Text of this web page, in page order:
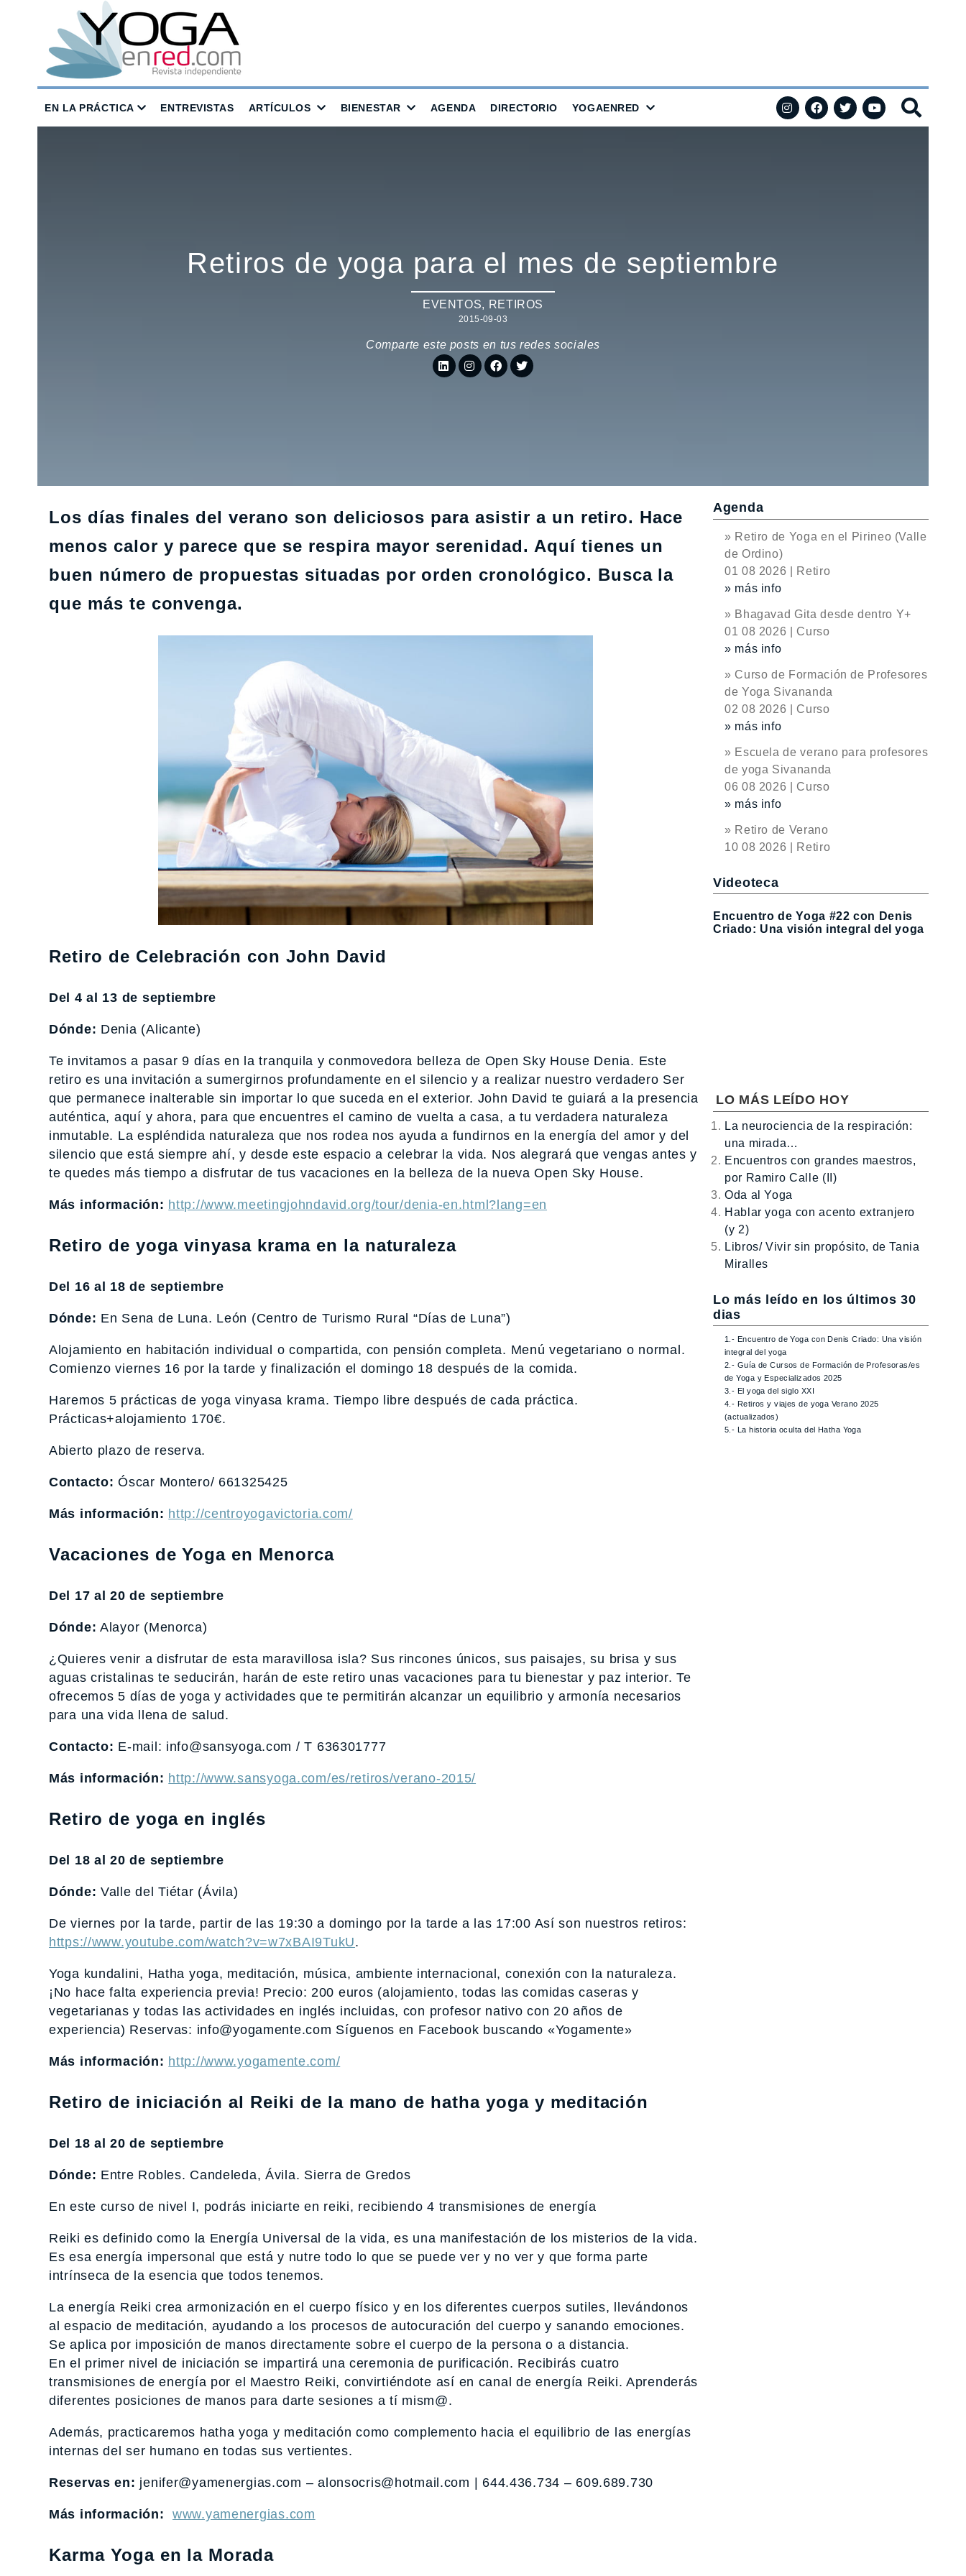
EN LA PRÁCTICA ENTREVISTAS ARTÍCULOS BIENESTAR AGENDA DIRECTORIO YOGAENRED
Retiros de yoga para el mes de septiembre
EVENTOS, RETIROS
2015-09-03
Comparte este posts en tus redes sociales
Los días finales del verano son deliciosos para asistir a un retiro. Hace
menos calor y parece que se respira mayor serenidad. Aquí tienes un
buen número de propuestas situadas por orden cronológico. Busca la
que más te convenga.
Retiro de Celebración con John David
Del 4 al 13 de septiembre
Dónde: Denia (Alicante)
Te invitamos a pasar 9 días en la tranquila y conmovedora belleza de Open Sky House Denia. Este
retiro es una invitación a sumergirnos profundamente en el silencio y a realizar nuestro verdadero Ser
que permanece inalterable sin importar lo que suceda en el exterior. John David te guiará a la presencia
auténtica, aquí y ahora, para que encuentres el camino de vuelta a casa, a tu verdadera naturaleza
inmutable. La espléndida naturaleza que nos rodea nos ayuda a fundirnos en la energía del amor y del
silencio que está siempre ahí, y desde este espacio a celebrar la vida. Nos alegrará que vengas antes y
te quedes más tiempo a disfrutar de tus vacaciones en la belleza de la nueva Open Sky House.
Más información: http://www.meetingjohndavid.org/tour/denia-en.html?lang=en
Retiro de yoga vinyasa krama en la naturaleza
Del 16 al 18 de septiembre
Dónde: En Sena de Luna. León (Centro de Turismo Rural “Días de Luna”)
Alojamiento en habitación individual o compartida, con pensión completa. Menú vegetariano o normal.
Comienzo viernes 16 por la tarde y finalización el domingo 18 después de la comida.
Haremos 5 prácticas de yoga vinyasa krama. Tiempo libre después de cada práctica.
Prácticas+alojamiento 170€.
Abierto plazo de reserva.
Contacto: Óscar Montero/ 661325425
Más información: http://centroyogavictoria.com/
Vacaciones de Yoga en Menorca
Del 17 al 20 de septiembre
Dónde: Alayor (Menorca)
¿Quieres venir a disfrutar de esta maravillosa isla? Sus rincones únicos, sus paisajes, su brisa y sus
aguas cristalinas te seducirán, harán de este retiro unas vacaciones para tu bienestar y paz interior. Te
ofrecemos 5 días de yoga y actividades que te permitirán alcanzar un equilibrio y armonía necesarios
para una vida llena de salud.
Contacto: E-mail: info@sansyoga.com / T 636301777
Más información: http://www.sansyoga.com/es/retiros/verano-2015/
Retiro de yoga en inglés
Del 18 al 20 de septiembre
Dónde: Valle del Tiétar (Ávila)
De viernes por la tarde, partir de las 19:30 a domingo por la tarde a las 17:00 Así son nuestros retiros:
https://www.youtube.com/watch?v=w7xBAI9TukU.
Yoga kundalini, Hatha yoga, meditación, música, ambiente internacional, conexión con la naturaleza.
¡No hace falta experiencia previa! Precio: 200 euros (alojamiento, todas las comidas caseras y
vegetarianas y todas las actividades en inglés incluidas, con profesor nativo con 20 años de
experiencia) Reservas: info@yogamente.com Síguenos en Facebook buscando «Yogamente»
Más información: http://www.yogamente.com/
Retiro de iniciación al Reiki de la mano de hatha yoga y meditación
Del 18 al 20 de septiembre
Dónde: Entre Robles. Candeleda, Ávila. Sierra de Gredos
En este curso de nivel I, podrás iniciarte en reiki, recibiendo 4 transmisiones de energía
Reiki es definido como la Energía Universal de la vida, es una manifestación de los misterios de la vida.
Es esa energía impersonal que está y nutre todo lo que se puede ver y no ver y que forma parte
intrínseca de la esencia que todos tenemos.
La energía Reiki crea armonización en el cuerpo físico y en los diferentes cuerpos sutiles, llevándonos
al espacio de meditación, ayudando a los procesos de autocuración del cuerpo y sanando emociones.
Se aplica por imposición de manos directamente sobre el cuerpo de la persona o a distancia.
En el primer nivel de iniciación se impartirá una ceremonia de purificación. Recibirás cuatro
transmisiones de energía por el Maestro Reiki, convirtiéndote así en canal de energía Reiki. Aprenderás
diferentes posiciones de manos para darte sesiones a tí mism@.
Además, practicaremos hatha yoga y meditación como complemento hacia el equilibrio de las energías
internas del ser humano en todas sus vertientes.
Reservas en: jenifer@yamenergias.com – alonsocris@hotmail.com | 644.436.734 – 609.689.730
Más información: www.yamenergias.com
Karma Yoga en la Morada
Agenda
» Retiro de Yoga en el Pirineo (Valle
de Ordino)
01 08 2026 | Retiro
» más info
» Bhagavad Gita desde dentro Y+
01 08 2026 | Curso
» más info
» Curso de Formación de Profesores
de Yoga Sivananda
02 08 2026 | Curso
» más info
» Escuela de verano para profesores
de yoga Sivananda
06 08 2026 | Curso
» más info
» Retiro de Verano
10 08 2026 | Retiro
Videoteca
Encuentro de Yoga #22 con Denis
Criado: Una visión integral del yoga
LO MÁS LEÍDO HOY
La neurociencia de la respiración:
una mirada…
Encuentros con grandes maestros,
por Ramiro Calle (II)
Oda al Yoga
Hablar yoga con acento extranjero
(y 2)
Libros/ Vivir sin propósito, de Tania
Miralles
Lo más leído en los últimos 30
dias
1.- Encuentro de Yoga con Denis Criado: Una visión
integral del yoga
2.- Guía de Cursos de Formación de Profesoras/es
de Yoga y Especializados 2025
3.- El yoga del siglo XXI
4.- Retiros y viajes de yoga Verano 2025
(actualizados)
5.- La historia oculta del Hatha Yoga